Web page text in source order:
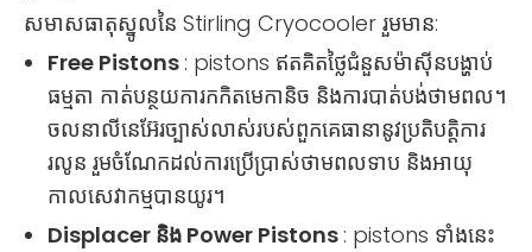
សមាសធាតុស្នូលនៃ Stirling Cryocooler រួមមាន:
Free Pistons : pistons ឥតគិតថ្លៃជំនួសម៉ាស៊ីនបង្ហាប់
ធម្មតា កាត់បន្ថយការកកិតមេកានិច និងការបាត់បង់ថាមពល។
ចលនាលីនេអ៊ែរច្បាស់លាស់របស់ពួកគេធានានូវប្រតិបត្តិការ
រលូន រួមចំណែកដល់ការប្រើប្រាស់ថាមពលទាប និងអាយុ
កាលសេវាកម្មបានយូរ។
Displacer និង Power Pistons : pistons ទាំងនេះ